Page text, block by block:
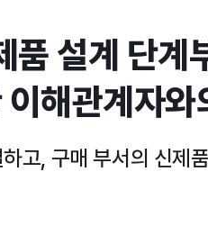
품 설계 단계
이해관계자
고, 구매 부서의 신제